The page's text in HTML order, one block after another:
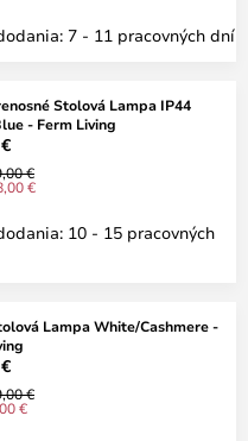
7 - 11 pracovných dní
Stolová Lampa IP44
- Ferm Living
€
€
10 - 15 pracovných
Lampa White/Cashmere -
€
€